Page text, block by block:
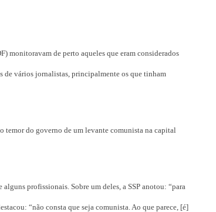
monitoravam de perto aqueles que eram considerados
de vários jornalistas, principalmente os que tinham
temor do governo de um levante comunista na capital
profissionais. Sobre um deles, a SSP anotou: “para
“não consta que seja comunista. Ao que parece, [é]